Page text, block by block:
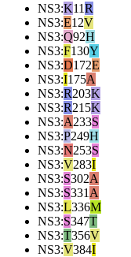
NS3:K11R
NS3:E12V
NS3:Q92H
NS3:F130Y
NS3:D172E
NS3:I175A
NS3:R203K
NS3:R215K
NS3:A233S
NS3:P249H
NS3:N253S
NS3:V283I
NS3:S302A
NS3:S331 A
NS3:L336M
NS3:S347T
NS3:T356V
NS3:V384I